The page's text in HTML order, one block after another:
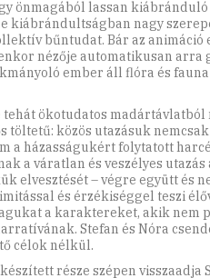
önmagából lassan
kiábrándultságban nagy
bűntudat. Bár az animáció
nézője automatikusan arra
ember áll flóra és
tehát ökotudatos madártávlatból
töltetű: közös utazásuk
a házasságukért folytatott
a váratlan és veszélyes utazás
elvesztését – végre együtt és
és érzékiséggel teszi
a karaktereket, akik nem
Stefan és Nóra
célok nélkül.
része szépen visszaadja